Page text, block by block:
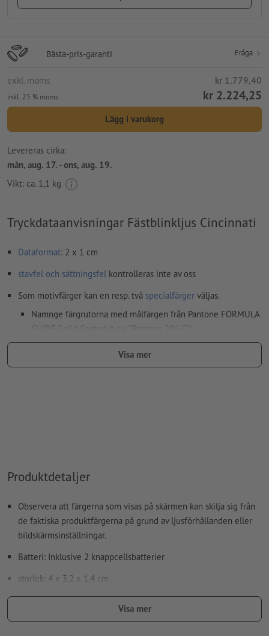
Bästa-pris-garanti Fråga
exkl. moms kr 1.779,40
inkl. 25 % moms kr 2.224,25
Lägg i varukorg
Levereras cirka:
mån, aug. 17. - ons, aug. 19.
Vikt: ca. 1,1 kg
Tryckdataanvisningar Fästblinkljus Cincinnati
Dataformat: 2 x 1 cm
stavfel och sättningsfel kontrolleras inte av oss
Som motivfärger kan en resp. två specialfärger väljas.
Namnge färgrutorna med målfärgen från Pantone FORMULA
GUIDE Solid Coated (t.ex. ”Pantone 286 C”).
Inga metallic- eller neonfärger möjliga.
Ytterligare information och tips om
Hur skapar jag utskriftsdata korrekt?
Visa mer
Produktdetaljer
Observera att färgerna som visas på skärmen kan skilja sig från
de faktiska produktfärgerna på grund av ljusförhållanden eller
bildskärmsinställningar.
Batteri: Inklusive 2 knappcellsbatterier
storlek: 4 x 3,2 x 1,4 cm
Material: plast
Förpackning: Kartong
Visa mer